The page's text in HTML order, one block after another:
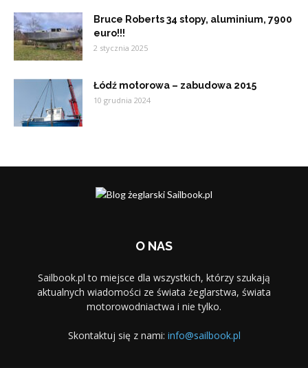
Bruce Roberts 34 stopy, aluminium, 7900
euro!!!
2 stycznia 2025
Łódź motorowa – zabudowa 2015
10 grudnia 2024
O NAS
Sailbook.pl to miejsce dla wszystkich, którzy szukają
aktualnych wiadomości ze świata żeglarstwa, świata
motorowodniactwa i nie tylko.
Skontaktuj się z nami: info@sailbook.pl